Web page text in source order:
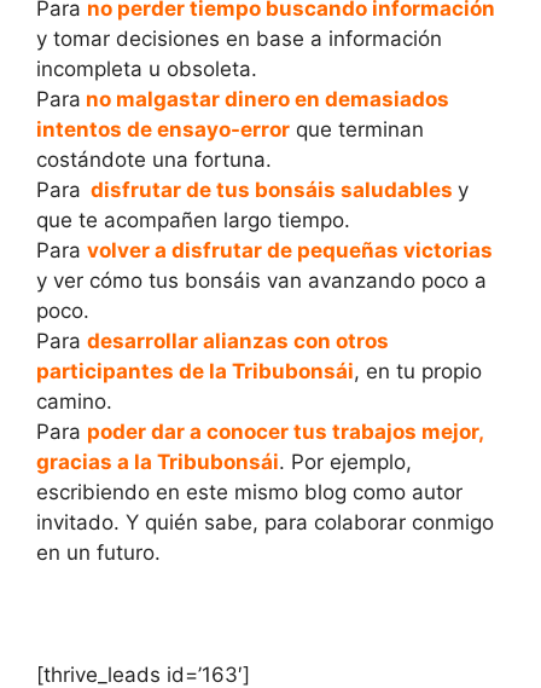
Para no perder tiempo buscando información
y tomar decisiones en base a información
incompleta u obsoleta.
Para no malgastar dinero en demasiados
intentos de ensayo-error que terminan
costándote una fortuna.
Para disfrutar de tus bonsáis saludables y
que te acompañen largo tiempo.
Para volver a disfrutar de pequeñas victorias
y ver cómo tus bonsáis van avanzando poco a
poco.
Para desarrollar alianzas con otros
participantes de la Tribubonsái, en tu propio
camino.
Para poder dar a conocer tus trabajos mejor,
gracias a la Tribubonsái. Por ejemplo,
escribiendo en este mismo blog como autor
invitado. Y quién sabe, para colaborar conmigo
en un futuro.
[thrive_leads id=’163′]